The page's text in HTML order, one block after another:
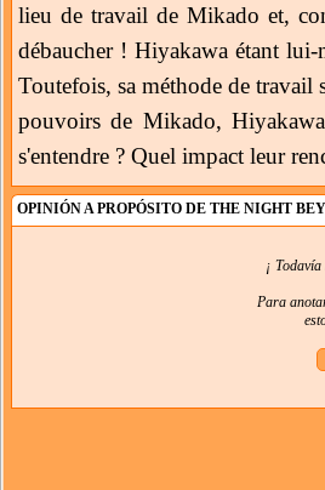
lieu de travail de Mikado et,
débaucher ! Hiyakawa étant
Toutefois, sa méthode de
pouvoirs de Mikado,
s'entendre ? Quel impact leur
OPINIÓN A PROPÓSITO DE THE NIGHT
¡
Para